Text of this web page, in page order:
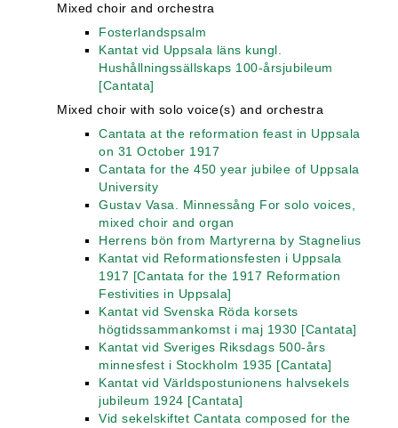
Mixed choir and orchestra
Fosterlandspsalm
Kantat vid Uppsala läns kungl.
Hushållningssällskaps 100-årsjubileum
[Cantata]
Mixed choir with solo voice(s) and orchestra
Cantata at the reformation feast in Uppsala
on 31 October 1917
Cantata for the 450 year jubilee of Uppsala
University
Gustav Vasa. Minnessång For solo voices,
mixed choir and organ
Herrens bön from Martyrerna by Stagnelius
Kantat vid Reformationsfesten i Uppsala
1917 [Cantata for the 1917 Reformation
Festivities in Uppsala]
Kantat vid Svenska Röda korsets
högtidssammankomst i maj 1930 [Cantata]
Kantat vid Sveriges Riksdags 500-års
minnesfest i Stockholm 1935 [Cantata]
Kantat vid Världspostunionens halvsekels
jubileum 1924 [Cantata]
Vid sekelskiftet Cantata composed for the